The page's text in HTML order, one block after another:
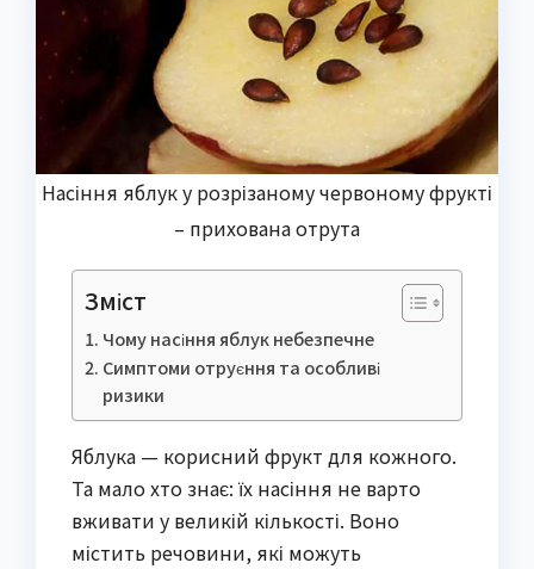
Насіння яблук у розрізаному червоному фрукті
– прихована отрута
Зміст
Чому насіння яблук небезпечне
Симптоми отруєння та особливі
ризики
Яблука — корисний фрукт для кожного.
Та мало хто знає: їх насіння не варто
вживати у великій кількості. Воно
містить речовини, які можуть